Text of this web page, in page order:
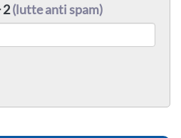
2(lutte anti spam)